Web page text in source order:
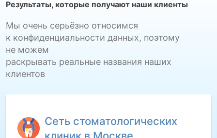
Результаты, которые получают наши клиенты
Мы очень серьёзно относимся
к конфиденциальности данных, поэтому
не можем
раскрывать реальные названия наших
клиентов
Сеть стоматологических